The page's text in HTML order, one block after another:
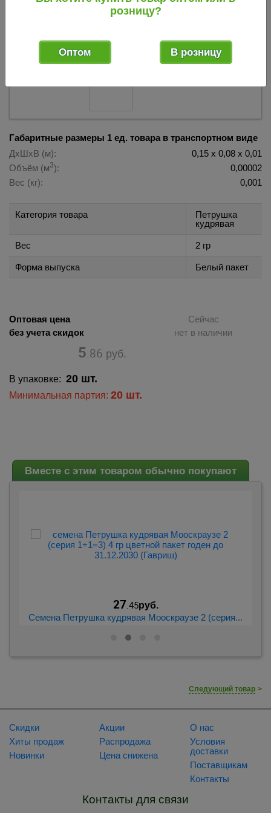
Габаритные размеры 1 ед. товара в транспортном виде
ДхШхВ (м):
0,15 х 0,08 х 0,01
Объём (м3):
0,00002
Вес (кг):
0,001
Категория товара
Петрушка
кудрявая
Вес 2 гр
Форма выпуска Белый пакет
Оптовая цена
без учета скидок
5.86 руб.
Сейчас
нет в наличии
В упаковке: 20 шт.
Минимальная партия: 20 шт.
Вместе с этим товаром обычно покупают
27 .45руб.
Семена Петрушка кудрявая Мооскраузе 2 (серия...
Следующий товар >
Скидки
Хиты продаж
Новинки
Акции
Распродажа
Цена снижена
О нас
Условия
доставки
Поставщикам
Контакты
Контакты для связи
розницу?
Оптом В розницу